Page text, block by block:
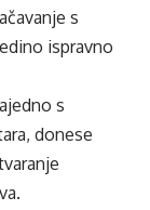
s
ispravno
s
donese